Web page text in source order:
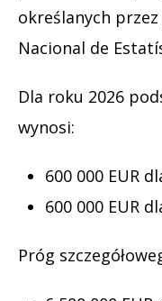
określanych
Nacional de
Dla roku 2026
wynosi:
600 000 EUR
600 000 EUR
Próg